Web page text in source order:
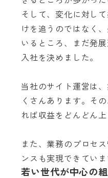
そして、変化に対し
けを追うのではなく
いるところ、まだ発
入社を決めました。
当社のサイト運営は
くさんあります。そ
れば収益をどんどん
また、業務のプロセ
ンスも実現できてい
若い世代が中心の